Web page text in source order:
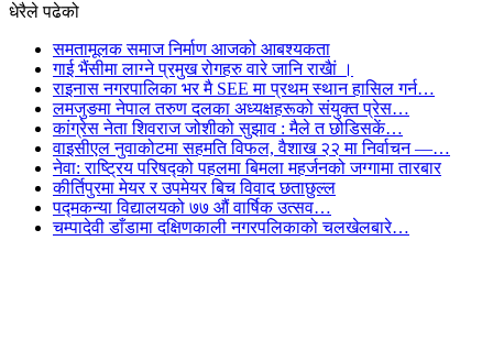
धेरैले पढेको
समतामूलक समाज निर्माण आजको आबश्यकता
गाई भैंसीमा लाग्ने प्रमुख रोगहरु वारे जानि राखैां ।
राइनास नगरपालिका भर मै SEE मा प्रथम स्थान हासिल गर्न…
लमजुङमा नेपाल तरुण दलका अध्यक्षहरूको संयुक्त प्रेस…
कांग्रेस नेता शिवराज जोशीको सुझाव : मैले त छोडिसकें…
वाइसीएल नुवाकोटमा सहमति विफल, वैशाख २२ मा निर्वाचन —…
नेवा: राष्ट्रिय परिषद्को पहलमा बिमला महर्जनको जग्गामा तारबार
कीर्तिपुरमा मेयर र उपमेयर बिच विवाद छताछुल्ल
पद्मकन्या विद्यालयको ७७ औं ‌‌वार्षिक ‌उत्सव…
चम्पादेवी डाँडामा दक्षिणकाली नगरपलिकाको चलखेलबारे…